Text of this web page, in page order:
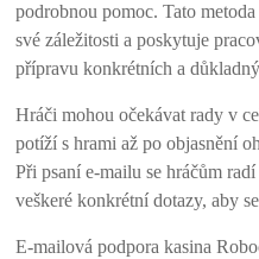
podrobnou pomoc. Tato
své záležitosti a poskytuje
přípravu konkrétních a
Hráči mohou očekávat rady v
potíží s hrami až po objasnění
Při psaní e-mailu se hráčům
veškeré konkrétní dotazy, aby
E-mailová podpora kasina